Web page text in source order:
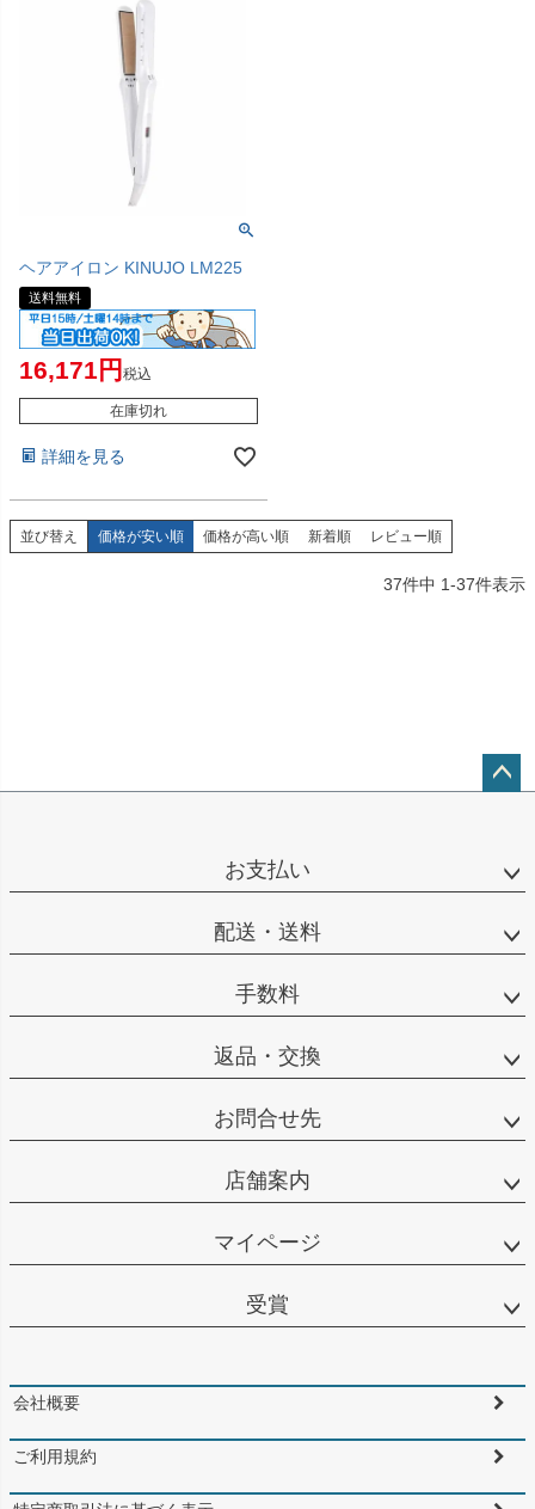
ヘアアイロン KINUJO LM225
送料無料
16,171 税込
在庫切れ
詳細を見る
並び替え 価格が安い順 価格が高い順 新着順 レビュー順
37件中 1-37件表示
お支払い
配送・送料
手数料
返品・交換
お問合せ先
店舗案内
マイページ
受賞
会社概要
ご利用規約